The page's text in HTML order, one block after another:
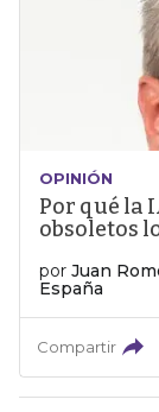
OPINIÓN
Por qué la
obsoletos
por Juan
España
Compartir